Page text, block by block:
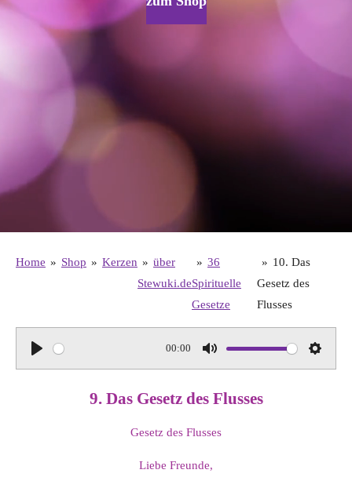
Home » Shop » Kerzen » über
Stewuki.de
» 36
Spirituelle
Gesetze
» 10. Das
Gesetz des
Flusses
00:00
9. Das Gesetz des Flusses
Gesetz des Flusses
Liebe Freunde,